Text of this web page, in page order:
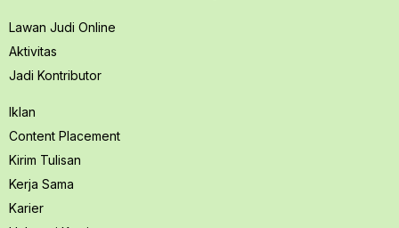
Lawan Judi Online
Aktivitas
Jadi Kontributor
Iklan
Content Placement
Kirim Tulisan
Kerja Sama
Karier